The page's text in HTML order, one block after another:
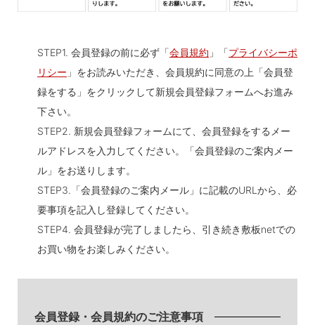
STEP1. 会員登録の前に必ず「会員規約 」「プライバシーポ
リシー 」をお読みいただき、会員規約に同意の上「会員登
録をする」をクリックして新規会員登録フォームへお進み
下さい。
STEP2. 新規会員登録フォームにて、会員登録をするメー
ルアドレスを入力してください。「会員登録のご案内メー
ル」をお送りします。
STEP3.「会員登録のご案内メール」に記載のURLから、必
要事項を記入し登録してください。
STEP4. 会員登録が完了しましたら、引き続き敷板netでの
お買い物をお楽しみください。
会員登録・会員規約のご注意事項